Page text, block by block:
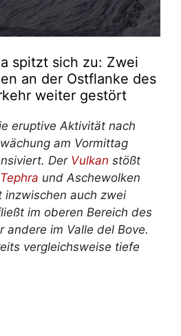
spitzt sich zu: Zwei
an der Ostflanke des
weiter gestört
eruptive Aktivität nach
am Vormittag
Der Vulkan stößt
Tephra und Aschewolken
inzwischen auch zwei
im oberen Bereich des
andere im Valle del Bove.
vergleichsweise tiefe